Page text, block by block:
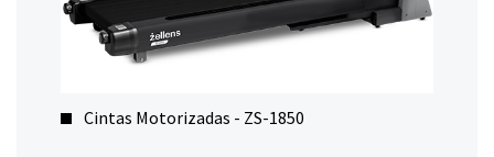
Cintas Motorizadas - ZS-1850